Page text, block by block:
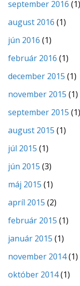
september 2016 (1)
august 2016 (1)
jún 2016 (1)
február 2016 (1)
december 2015 (1)
november 2015 (1)
september 2015 (1)
august 2015 (1)
júl 2015 (1)
jún 2015 (3)
máj 2015 (1)
apríl 2015 (2)
február 2015 (1)
január 2015 (1)
november 2014(1)
október 2014(1)